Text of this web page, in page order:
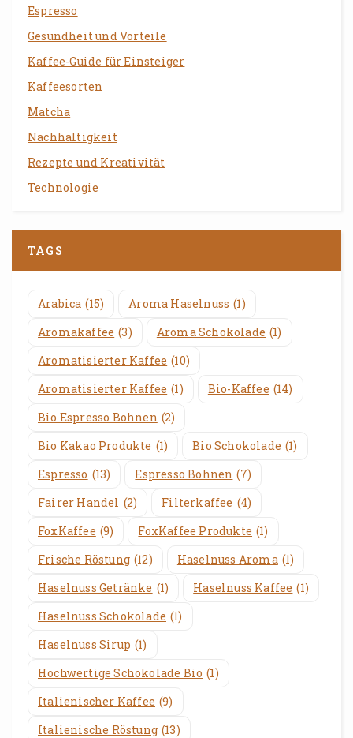
Espresso
Gesundheit und Vorteile
Kaffee-Guide für Einsteiger
Kaffeesorten
Matcha
Nachhaltigkeit
Rezepte und Kreativität
Technologie
TAGS
Arabica (15) Aroma Haselnuss (1)
Aromakaffee (3) Aroma Schokolade (1)
Aromatisierter Kaffee (10)
Aromatisierter Kaffee (1) Bio-Kaffee (14)
Bio Espresso Bohnen (2)
Bio Kakao Produkte (1) Bio Schokolade (1)
Espresso (13) Espresso Bohnen (7)
Fairer Handel (2) Filterkaffee (4)
FoxKaffee (9) FoxKaffee Produkte (1)
Frische Röstung (12) Haselnuss Aroma (1)
Haselnuss Getränke (1) Haselnuss Kaffee (1)
Haselnuss Schokolade (1)
Haselnuss Sirup (1)
Hochwertige Schokolade Bio (1)
Italienischer Kaffee (9)
Italienische Röstung (13)